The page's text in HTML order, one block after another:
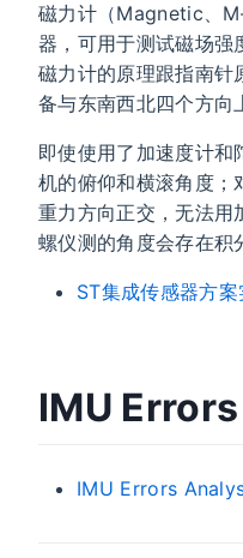
磁力计（Magnetic、
器，可用于测试磁场强
磁力计的原理跟指南针
备与东南西北四个方向
即使使用了加速度计和
机的俯仰和横滚角度；
重力方向正交，无法用
螺仪测的角度会存在积
ST集成传感器方
IMU Errors
IMU Errors